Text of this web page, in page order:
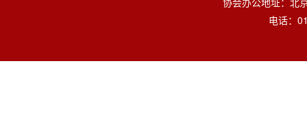
电话：